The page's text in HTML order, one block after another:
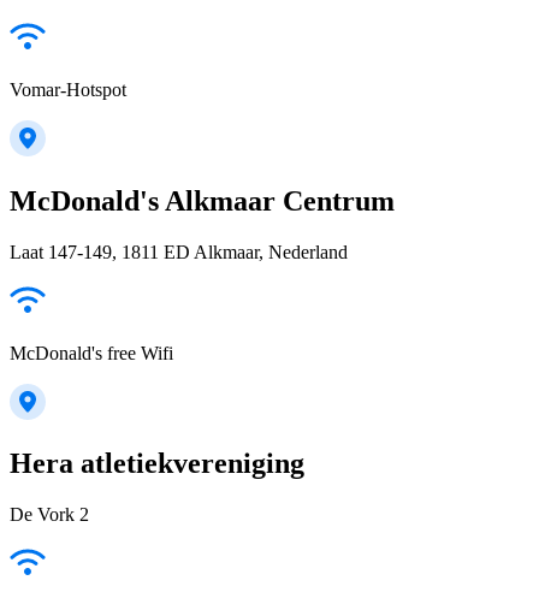
Vomar-Hotspot
McDonald's Alkmaar Centrum
Laat 147-149, 1811 ED Alkmaar, Nederland
McDonald's free Wifi
Hera atletiekvereniging
De Vork 2